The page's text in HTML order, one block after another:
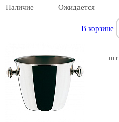
Наличие
Ожидается
В корзине
шт